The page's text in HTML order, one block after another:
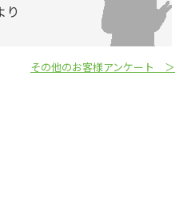
り
その他のお客様アンケート ＞